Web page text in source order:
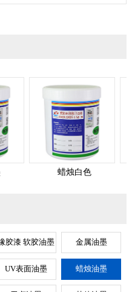
蜡烛白色
胶漆 软胶油墨 金属油墨
UV表面油墨 蜡烛油墨